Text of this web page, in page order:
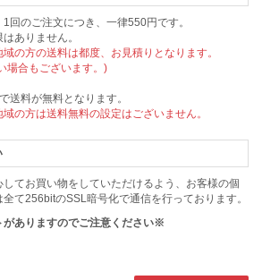
回のご注文につき、一律550円です。
ありません。
の方の送料は都度、お見積りとなります。
場合もございます。)
送料が無料となります。
の方は送料無料の設定はございません。
てお買い物をしていただけるよう、お客様の個
て256bitのSSL暗号化で通信を行っております。
ありますのでご注意ください※